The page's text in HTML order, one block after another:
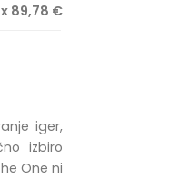
x 89,78 €
iger,
izbiro
One ni